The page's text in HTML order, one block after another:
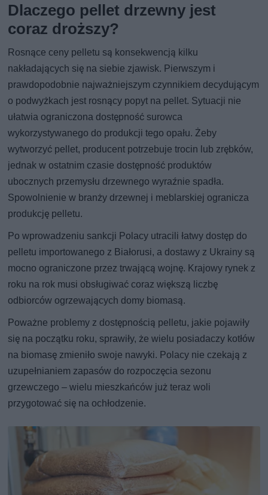
Dlaczego pellet drzewny jest
coraz droższy?
Rosnące ceny pelletu są konsekwencją kilku
nakładających się na siebie zjawisk. Pierwszym i
prawdopodobnie najważniejszym czynnikiem decydującym
o podwyżkach jest rosnący popyt na pellet. Sytuacji nie
ułatwia ograniczona dostępność surowca
wykorzystywanego do produkcji tego opału. Żeby
wytworzyć pellet, producent potrzebuje trocin lub zrębków,
jednak w ostatnim czasie dostępność produktów
ubocznych przemysłu drzewnego wyraźnie spadła.
Spowolnienie w branży drzewnej i meblarskiej ogranicza
produkcję pelletu.
Po wprowadzeniu sankcji Polacy utracili łatwy dostęp do
pelletu importowanego z Białorusi, a dostawy z Ukrainy są
mocno ograniczone przez trwającą wojnę. Krajowy rynek z
roku na rok musi obsługiwać coraz większą liczbę
odbiorców ogrzewających domy biomasą.
Poważne problemy z dostępnością pelletu, jakie pojawiły
się na początku roku, sprawiły, że wielu posiadaczy kotłów
na biomasę zmieniło swoje nawyki. Polacy nie czekają z
uzupełnianiem zapasów do rozpoczęcia sezonu
grzewczego – wielu mieszkańców już teraz woli
przygotować się na ochłodzenie.